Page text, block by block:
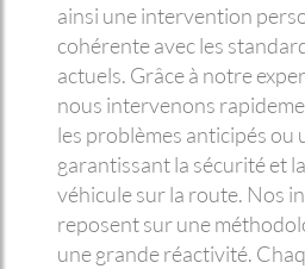
ainsi une intervention
cohérente avec les
actuels. Grâce à notre
nous intervenons
les problèmes anticipés ou
garantissant la sécurité et
véhicule sur la route. Nos
reposent sur une
une grande réactivité.